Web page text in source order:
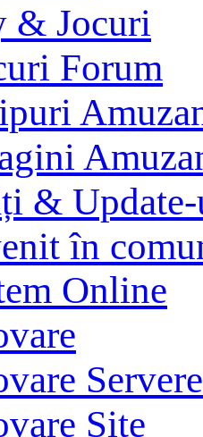
Jocuri
Forum
&
în
Online
Servere
Site